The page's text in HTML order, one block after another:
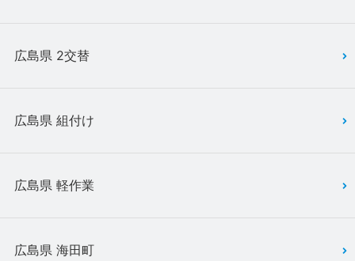
広島県 2交替
広島県 組付け
広島県 軽作業
広島県 海田町